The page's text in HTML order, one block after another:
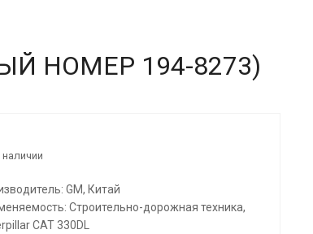
НОМЕР 194-8273)
наличии
GM, Китай
Строительно-дорожная техника,
CAT 330DL